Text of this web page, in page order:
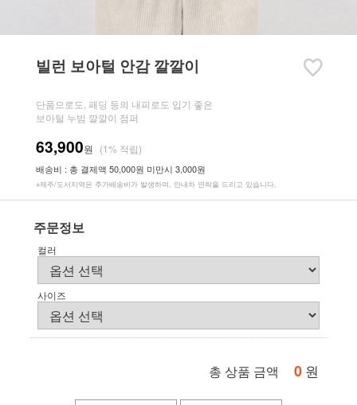
빌런 보아털 안감 깔깔이
단품으로도, 패딩 등의 내피로도 입기 좋은
보아털 누빔 깔깔이 점퍼
63,900원 (1% 적립)
배송비 : 총 결제액 50,000원 미만시 3,000원
※제주/도서지역은 추가배송비가 발생하며, 안내차 연락을 드리고 있습니다.
주문정보
컬러
사이즈
총 상품 금액 0 원